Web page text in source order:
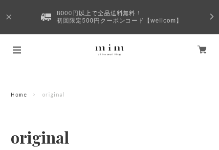
8000円以上で全品送料無料！
初回限定500円クーポンコード【wellcom】
Home original
original